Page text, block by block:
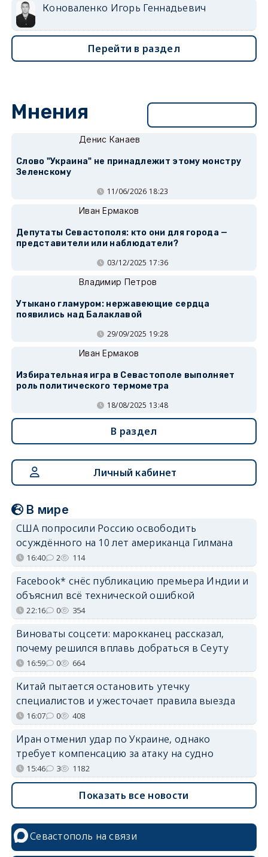
Коноваленко Игорь Геннадьевич
Перейти в раздел
Мнения
Денис Канаев
Слово "Украина" не принадлежит этому монстру
Зеленскому
11/06/2026 18:23
Иван Ермаков
Депутаты Севастополя: кто они для города —
представители или наблюдатели?
03/12/2025 17:36
Владимир Петров
Утыкано гламуром: нержавеющие сердца
появились над Балаклавой
29/09/2025 19:28
Иван Ермаков
Избирательная игра в Севастополе выполняет
роль политического термометра
18/08/2025 13:48
В раздел
Личный кабинет
В мире
США попросили Россию освободить
осуждённого на 10 лет американца Гилмана
16:40 2 114
Facebook* снёс публикацию премьера Индии и
объяснил всё технической ошибкой
22:16 0 354
Виноваты соцсети: марокканец рассказал,
почему решился вплавь добраться в Сеуту
16:59 0 664
Китай пытается остановить утечку
специалистов и ужесточает правила выезда
16:07 0 408
Иран отменил удар по Украине, однако
требует компенсацию за атаку на судно
15:46 3 1182
Показать все новости
Севастополь на связи